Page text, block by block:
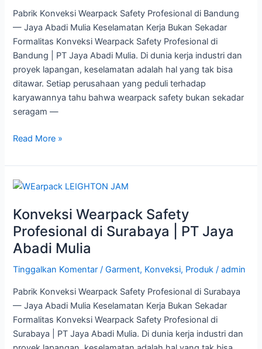
Pabrik Konveksi Wearpack Safety Profesional di Bandung
— Jaya Abadi Mulia Keselamatan Kerja Bukan Sekadar
Formalitas Konveksi Wearpack Safety Profesional di
Bandung | PT Jaya Abadi Mulia. Di dunia kerja industri dan
proyek lapangan, keselamatan adalah hal yang tak bisa
ditawar. Setiap perusahaan yang peduli terhadap
karyawannya tahu bahwa wearpack safety bukan sekadar
seragam —
Jaya
Abadi
Mulia
Read More »
Konveksi Wearpack Safety
Profesional di Surabaya | PT Jaya
Abadi Mulia
Tinggalkan Komentar /Garment, Konveksi, Produk /admin
Pabrik Konveksi Wearpack Safety Profesional di Surabaya
— Jaya Abadi Mulia Keselamatan Kerja Bukan Sekadar
Formalitas Konveksi Wearpack Safety Profesional di
Surabaya | PT Jaya Abadi Mulia. Di dunia kerja industri dan
Konveksi
Safety
Profesional
di
Surabaya
|
Jaya
Abadi
Mulia